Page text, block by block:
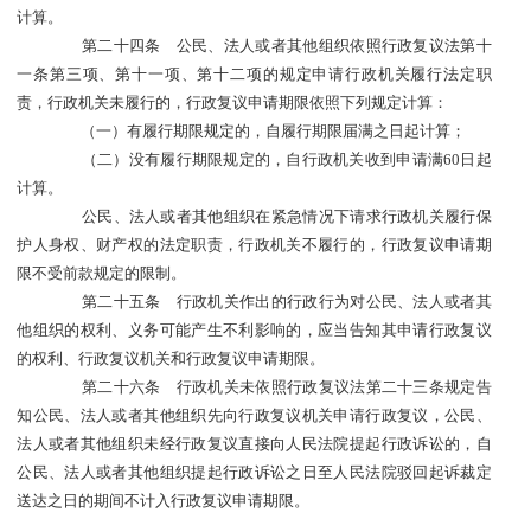
计算。
第二十四条 公民、法人或者其他组织依照行政复议法第十
一条第三项、第十一项、第十二项的规定申请行政机关履行法定职
责，行政机关未履行的，行政复议申请期限依照下列规定计算：
（一）有履行期限规定的，自履行期限届满之日起计算；
（二）没有履行期限规定的，自行政机关收到申请满60日起
计算。
公民、法人或者其他组织在紧急情况下请求行政机关履行保
护人身权、财产权的法定职责，行政机关不履行的，行政复议申请期
限不受前款规定的限制。
第二十五条 行政机关作出的行政行为对公民、法人或者其
他组织的权利、义务可能产生不利影响的，应当告知其申请行政复议
的权利、行政复议机关和行政复议申请期限。
第二十六条 行政机关未依照行政复议法第二十三条规定告
知公民、法人或者其他组织先向行政复议机关申请行政复议，公民、
法人或者其他组织未经行政复议直接向人民法院提起行政诉讼的，自
公民、法人或者其他组织提起行政诉讼之日至人民法院驳回起诉裁定
送达之日的期间不计入行政复议申请期限。